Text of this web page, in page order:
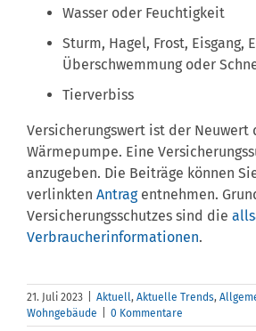
Wasser oder Feuchtigkeit
Sturm, Hagel, Frost, Eisgang,
Überschwemmung oder
Tierverbiss
Versicherungswert ist der Neuwert
Wärmepumpe. Eine
anzugeben. Die Beiträge können
verlinkten Antrag entnehmen.
Versicherungsschutzes sind die
Verbraucherinformationen.
21. Juli 2023 Aktuell, Aktuelle Trends,
Wohngebäude
0 Kommentare